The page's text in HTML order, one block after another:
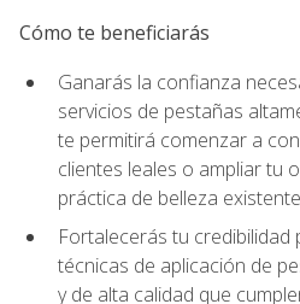
Cómo te beneficiarás
Ganarás la confianza
servicios de pestañas
te permitirá comenzar a
clientes leales o ampliar tu
práctica de belleza
Fortalecerás tu
técnicas de aplicación de
y de alta calidad que